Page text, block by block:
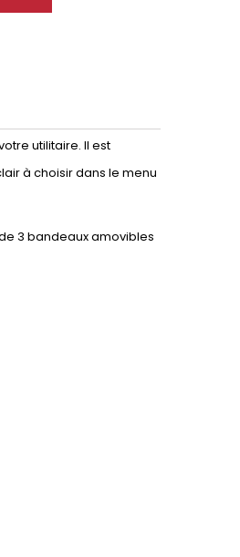
utilitaire. Il est
à choisir dans le menu
3 bandeaux amovibles